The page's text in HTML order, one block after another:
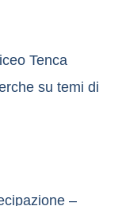
Tenca
su temi di
–